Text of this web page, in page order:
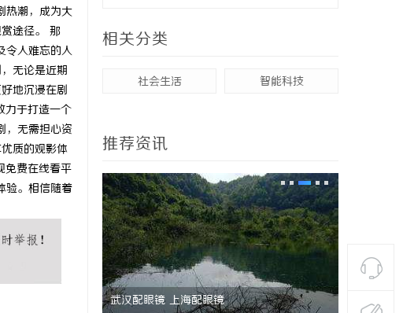
热潮，成为大
途径。 那
令人难忘的人
无论是近期
地沉浸在剧
力于打造一个
，无需担心资
质的观影体
免费在线看平
验。相信随着
相关分类
社会生活 智能科技
推荐资讯
武汉配眼镜 上海配眼镜 飞牛影视